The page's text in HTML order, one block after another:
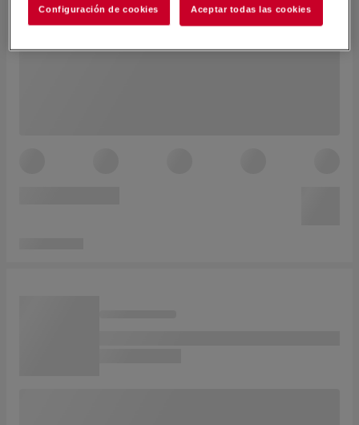
Configuración de cookies Aceptar todas las cookies